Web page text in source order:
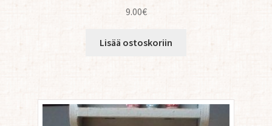
9.00€
Lisää ostoskoriin